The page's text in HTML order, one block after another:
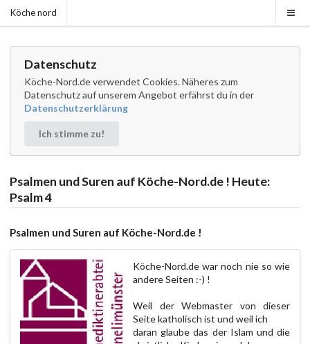
Köche nord
Datenschutz
Köche-Nord.de verwendet Cookies. Näheres zum
Datenschutz auf unserem Angebot erfährst du in der
Datenschutzerklärung
Ich stimme zu!
Psalmen und Suren auf Köche-Nord.de ! Heute:
Psalm 4
Psalmen und Suren auf Köche-Nord.de !
Köche-Nord.de war noch nie so wie
andere Seiten :-) !
Weil der Webmaster von dieser
Seite katholisch ist und weil ich
daran glaube das der Islam und die